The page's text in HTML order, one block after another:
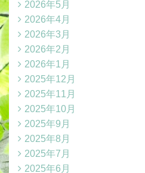
2026年5月
2026年4月
2026年3月
2026年2月
2026年1月
2025年12月
2025年11月
2025年10月
2025年9月
2025年8月
2025年7月
2025年6月